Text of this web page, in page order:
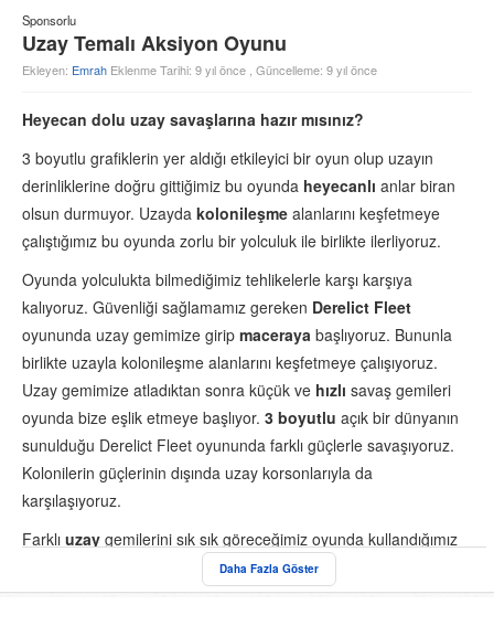
Sponsorlu
Uzay Temalı Aksiyon Oyunu
Ekleyen: Emrah Eklenme Tarihi: 9 yıl önce , Güncelleme: 9 yıl önce
Daha Fazla Göster
Heyecan dolu uzay savaşlarına hazır mısınız?
3 boyutlu grafiklerin yer aldığı etkileyici bir oyun olup uzayın
derinliklerine doğru gittiğimiz bu oyunda heyecanlı anlar biran
olsun durmuyor. Uzayda kolonileşme alanlarını keşfetmeye
çalıştığımız bu oyunda zorlu bir yolculuk ile birlikte ilerliyoruz.
Oyunda yolculukta bilmediğimiz tehlikelerle karşı karşıya
kalıyoruz. Güvenliği sağlamamız gereken Derelict Fleet
oyununda uzay gemimize girip maceraya başlıyoruz. Bununla
birlikte uzayla kolonileşme alanlarını keşfetmeye çalışıyoruz.
Uzay gemimize atladıktan sonra küçük ve hızlı savaş gemileri
oyunda bize eşlik etmeye başlıyor. 3 boyutlu açık bir dünyanın
sunulduğu Derelict Fleet oyununda farklı güçlerle savaşıyoruz.
Kolonilerin güçlerinin dışında uzay korsonlarıyla da
karşılaşıyoruz.
Farklı uzay gemilerini sık sık göreceğimiz oyunda kullandığımız
uzay gemisini özelleştirmemiz kendi zevkimize göre
ayarlamamız mümkün. Genel olaraketkileyicibir atmosferin